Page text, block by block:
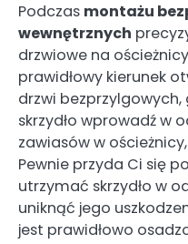
Podczas montażu
wewnętrznych
drzwiowe na
prawidłowy kierunek
drzwi bezprzylgowych,
skrzydło wprowadź w
zawiasów w
Pewnie przyda Ci się
utrzymać skrzydło w
uniknąć jego
jest prawidłowo